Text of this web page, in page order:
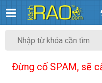
Đừng cố SPAM, sẽ